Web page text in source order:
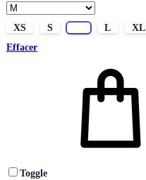
XS S L XL
Effacer
Toggle